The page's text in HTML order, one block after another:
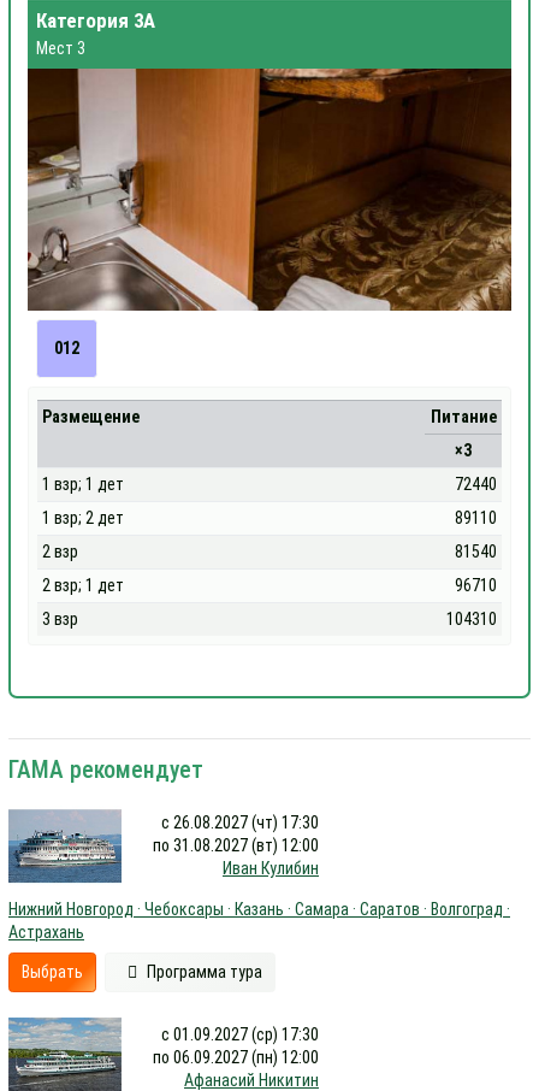
Категория 3А
Мест 3
012
Размещение
Питание
×3
1 взр; 1 дет
72440
1 взр; 2 дет
89110
2 взр
81540
2 взр; 1 дет
96710
3 взр
104310
ГАМА рекомендует
с 26.08.2027 (чт) 17:30
по 31.08.2027 (вт) 12:00
Иван Кулибин
Нижний Новгород · Чебоксары · Казань · Самара · Саратов · Волгоград ·
Астрахань
Выбрать Программа тура
с 01.09.2027 (ср) 17:30
по 06.09.2027 (пн) 12:00
Афанасий Никитин